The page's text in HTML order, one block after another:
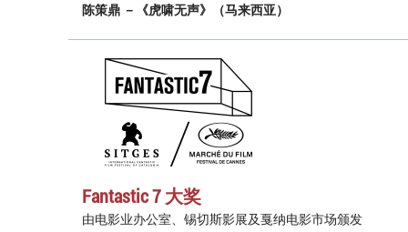
陈策鼎 －《虎啸无声》（马来西亚）
Fantastic 7 大奖
由电影业办公室、锡切斯影展及戛纳电影市场颁发